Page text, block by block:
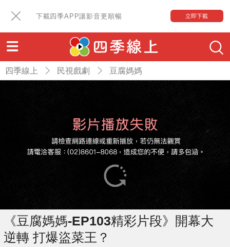
下載四季APP讓影音更順暢 立即下載
四季線上 民視戲劇 豆腐媽媽
《豆腐媽媽-EP103精彩片段》開幕大
逆轉 打爆盜菜王？